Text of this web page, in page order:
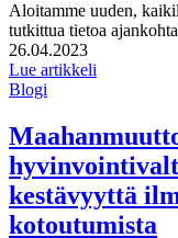
Aloitamme uuden,
tutkittua tietoa
Julkaistu:
26.04.2023
Lue artikkeli
Blogi
kestävyyttä
kotoutumista